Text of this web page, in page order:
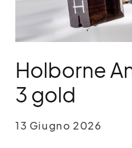
Holborne
3 gold
13 Giugno 2026